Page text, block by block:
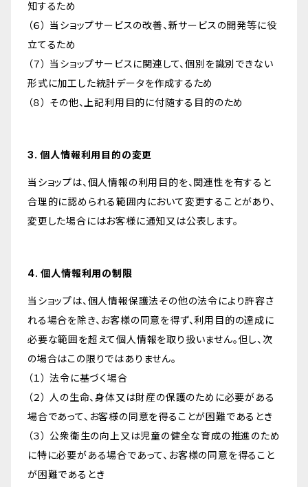
知するため
（６） 当ショップサービスの改善、新サービスの開発等に役
立てるため
（７） 当ショップサービスに関連して、個別を識別できない
形式に加工した統計データを作成するため
（８） その他、上記利用目的に付随する目的のため
3. 個人情報利用目的の変更
当ショップは、個人情報の利用目的を、関連性を有すると
合理的に認められる範囲内において変更することがあり、
変更した場合にはお客様に通知又は公表します。
4. 個人情報利用の制限
当ショップは、個人情報保護法その他の法令により許容さ
れる場合を除き、お客様の同意を得ず、利用目的の達成に
必要な範囲を超えて個人情報を取り扱いません。但し、次
の場合はこの限りではありません。
（１） 法令に基づく場合
（２） 人の生命、身体又は財産の保護のために必要がある
場合であって、お客様の同意を得ることが困難であるとき
（３） 公衆衛生の向上又は児童の健全な育成の推進のため
に特に必要がある場合であって、お客様の同意を得ること
が困難であるとき